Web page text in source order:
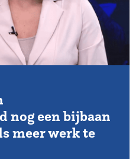
nog een bijbaan
meer werk te